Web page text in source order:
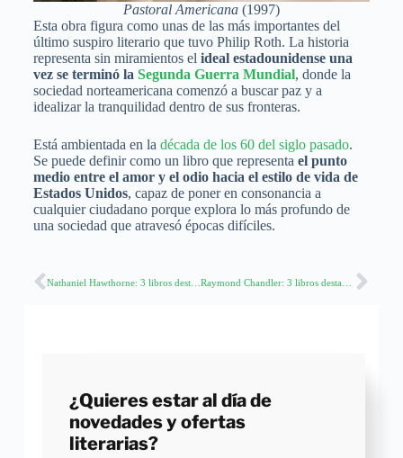
Pastoral Americana (1997)
Esta obra figura como unas de las más importantes del
último suspiro literario que tuvo Philip Roth. La historia
representa sin miramientos el ideal estadounidense una
vez se terminó la Segunda Guerra Mundial, donde la
sociedad norteamericana comenzó a buscar paz y a
idealizar la tranquilidad dentro de sus fronteras.
Está ambientada en la década de los 60 del siglo pasado.
Se puede definir como un libro que representa el punto
medio entre el amor y el odio hacia el estilo de vida de
Estados Unidos, capaz de poner en consonancia a
cualquier ciudadano porque explora lo más profundo de
una sociedad que atravesó épocas difíciles.
Nathaniel Hawthorne: 3 libros destacados del autor
¿Quieres estar al día de
novedades y ofertas
literarias?